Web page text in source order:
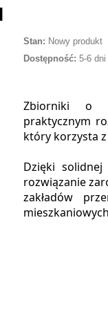
Stan: Nowy produkt
Dostępność: 5-6
Zbiorniki o
praktycznym
który korzysta
Dzięki
rozwiązanie
zakładów